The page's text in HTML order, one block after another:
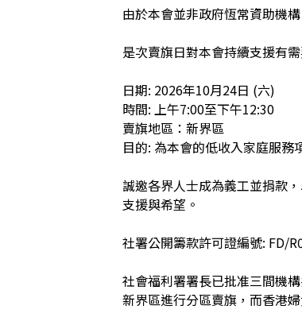
由於本會並非政府恆常資助機
是次賣旗日對本會持續支援有
日期: 2026年10月24日 (六)
時間: 上午7:00至下午12:30
賣旗地區：新界區
目的: 為本會的低收入家庭服
誠邀各界人士成為義工並捐款
支援與希望。
社署公開籌款許可證編號: FD/
社會福利署署長已批准三間機
新界區進行分區賣旗，而香港